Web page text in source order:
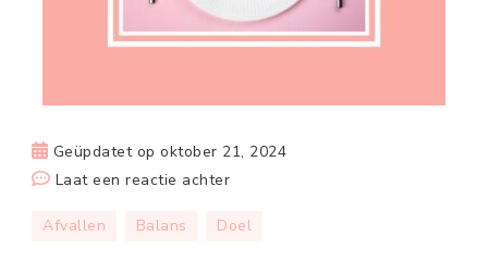
Geüpdatet opoktober 21, 2024
Laat een reactie achterop
is
Afvallen Balans Doel